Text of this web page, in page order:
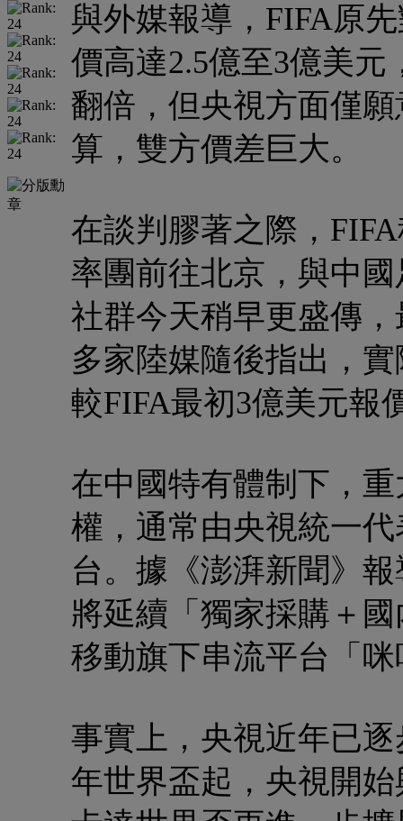
與外媒報導，FIFA原
價高達2.5億至3億美元
翻倍，但央視方面僅
算，雙方價差巨大。
在談判膠著之際，
率團前往北京，與中
社群今天稍早更盛傳
多家陸媒隨後指出，
較FIFA最初3億美元報
在中國特有體制下，
權，通常由央視統一
台。據《澎湃新聞》
將延續「獨家採購＋
移動旗下串流平台「
事實上，央視近年已
年世界盃起，央視開